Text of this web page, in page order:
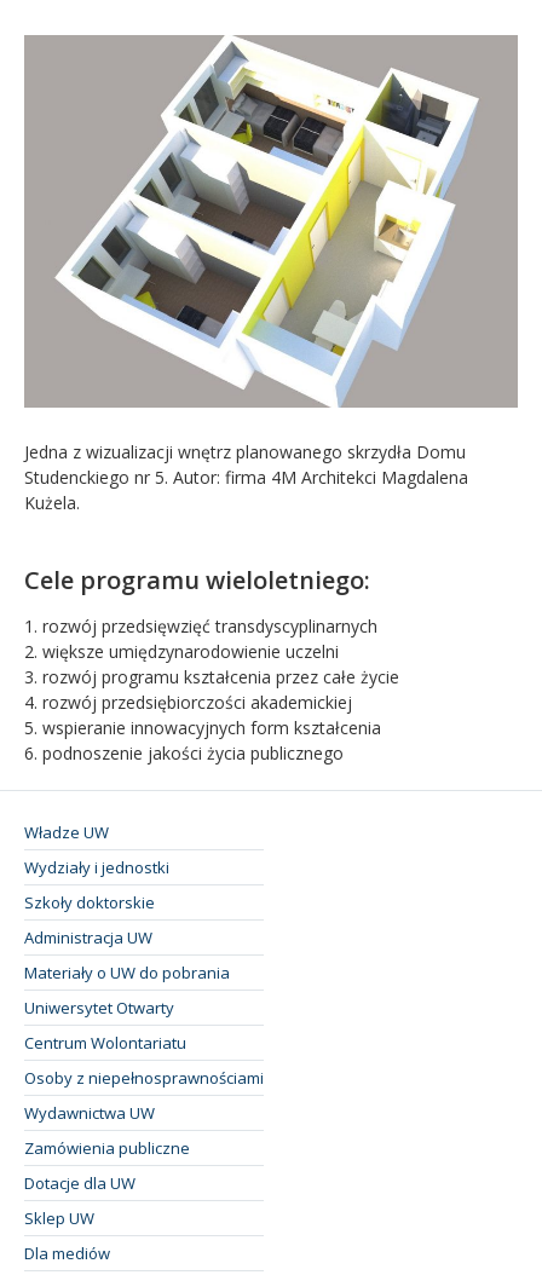
Jedna z wizualizacji wnętrz planowanego skrzydła Domu
Studenckiego nr 5. Autor: firma 4M Architekci Magdalena
Kużela.
Cele programu wieloletniego:
1. rozwój przedsięwzięć transdyscyplinarnych
2. większe umiędzynarodowienie uczelni
3. rozwój programu kształcenia przez całe życie
4. rozwój przedsiębiorczości akademickiej
5. wspieranie innowacyjnych form kształcenia
6. podnoszenie jakości życia publicznego
Władze UW
Wydziały i jednostki
Szkoły doktorskie
Administracja UW
Materiały o UW do pobrania
Uniwersytet Otwarty
Centrum Wolontariatu
Osoby z niepełnosprawnościami
Wydawnictwa UW
Zamówienia publiczne
Dotacje dla UW
Sklep UW
Dla mediów